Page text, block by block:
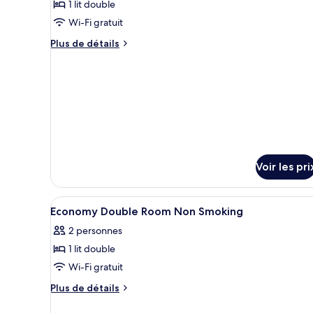
type
de
chambre :
1 lit double
Wi-Fi gratuit
Plus de détails
Plus
Double
Room,
Non-
smoking
Voir les
Afficher
toutes
les
photos
pour
ce
Coffres-forts dans les
9
Economy Double Room Non Smoking
2 personnes
1 lit double
Wi-Fi gratuit
Plus de détails
Plus